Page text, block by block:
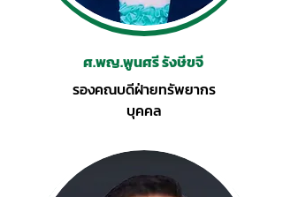
ศ.พญ.พูนศรี รังษีขจี
รองคณบดีฝ่ายทรัพยากร
บุคคล